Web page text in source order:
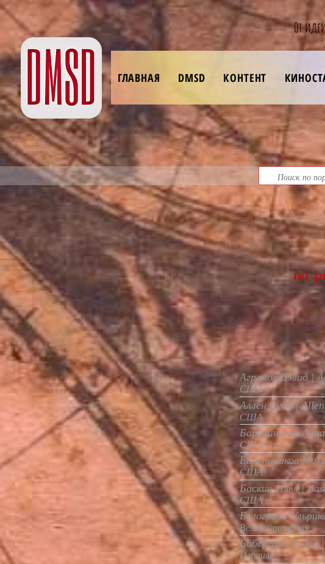
От
ГЛАВНАЯ DMSD КОНТЕНТ
по
Агранов Дэвид |
США
Аллен Вуди |
США
Барышников
США
Барышников
США
Баскин Илья |
США
Белогрива
Великобритания
Бибергаль Слава
Израиль